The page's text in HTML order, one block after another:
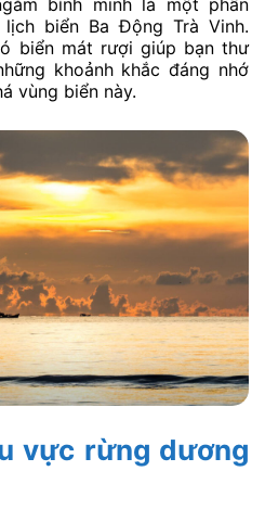
bình minh là một phần
biển Ba Động Trà Vinh.
biển mát rượi giúp bạn thư
khoảnh khắc đáng nhớ
vùng biển này.
vực rừng dương